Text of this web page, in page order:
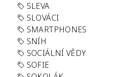
SLEVA
SLOVÁCI
SMARTPHONES
SNÍH
SOCIÁLNÍ VĚDY
SOFIE